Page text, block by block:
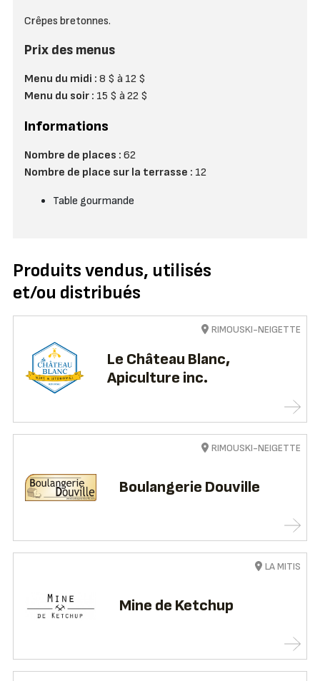
Crêpes bretonnes.
Prix des menus
Menu du midi : 8 $ à 12 $
Menu du soir : 15 $ à 22 $
Informations
Nombre de places : 62
Nombre de place sur la terrasse : 12
Table gourmande
Produits vendus, utilisés
et/ou distribués
Le Château Blanc,
Apiculture inc.
RIMOUSKI-NEIGETTE
Boulangerie Douville
RIMOUSKI-NEIGETTE
Mine de Ketchup
LA MITIS